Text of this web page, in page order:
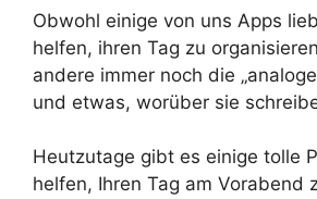
Obwohl einige von uns Apps
helfen, ihren Tag zu
andere immer noch die
und etwas, worüber sie
Heutzutage gibt es einige tolle
helfen, Ihren Tag am Vorabend